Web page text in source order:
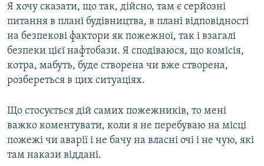
Я хочу сказати, що так, дійсно, там є серйозні
питання в плані будівництва, в плані відповідності
на безпекові фактори як пожежної, так і взагалі
безпеки цієї нафтобази. Я сподіваюся, що комісія,
котра, мабуть, буде створена чи вже створена,
розбереться в цих ситуаціях.
Що стосується дій самих пожежників, то мені
важко коментувати, коли я не перебуваю на місці
пожежі чи аварії і не бачу на власні очі і не чую, які
там накази віддані.